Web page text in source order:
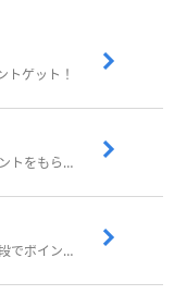
トゲット！
歩いてポイ活！日常生活でお得にポイントをもらおう
歩いたりアンケート回答など幅広い手段でポイントをゲット